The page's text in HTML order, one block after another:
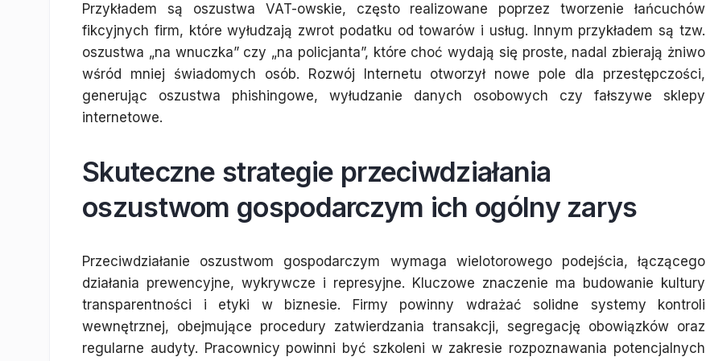
Przykładem są oszustwa VAT-owskie, często realizowane poprzez tworzenie łańcuchów
fikcyjnych firm, które wyłudzają zwrot podatku od towarów i usług. Innym przykładem są tzw.
oszustwa „na wnuczka” czy „na policjanta”, które choć wydają się proste, nadal zbierają żniwo
wśród mniej świadomych osób. Rozwój Internetu otworzył nowe pole dla przestępczości,
generując oszustwa phishingowe, wyłudzanie danych osobowych czy fałszywe sklepy
internetowe.
Skuteczne strategie przeciwdziałania
oszustwom gospodarczym ich ogólny zarys
Przeciwdziałanie oszustwom gospodarczym wymaga wielotorowego podejścia, łączącego
działania prewencyjne, wykrywcze i represyjne. Kluczowe znaczenie ma budowanie kultury
transparentności i etyki w biznesie. Firmy powinny wdrażać solidne systemy kontroli
wewnętrznej, obejmujące procedury zatwierdzania transakcji, segregację obowiązków oraz
regularne audyty. Pracownicy powinni być szkoleni w zakresie rozpoznawania potencjalnych